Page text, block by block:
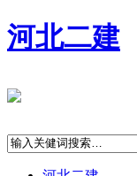
河北二建